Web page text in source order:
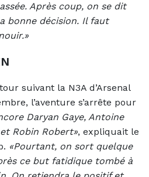
Après coup, on se dit
bonne décision. Il faut
suivant la N3A d’Arsenal
l’aventure s’arrête pour
Daryan Gaye, Antoine
Robin Robert», expliquait le
«Pourtant, on sort quelque
ce but fatidique tombé à